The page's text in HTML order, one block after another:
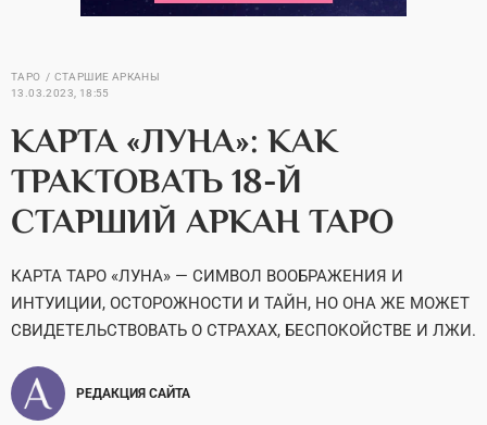
ТАРО
СТАРШИЕ АРКАНЫ
13.03.2023, 18:55
КАРТА «ЛУНА»: КАК
ТРАКТОВАТЬ 18-Й
СТАРШИЙ АРКАН ТАРО
КАРТА ТАРО «ЛУНА» — СИМВОЛ ВООБРАЖЕНИЯ И
ИНТУИЦИИ, ОСТОРОЖНОСТИ И ТАЙН, НО ОНА ЖЕ МОЖЕТ
СВИДЕТЕЛЬСТВОВАТЬ О СТРАХАХ, БЕСПОКОЙСТВЕ И ЛЖИ.
РЕДАКЦИЯ САЙТА